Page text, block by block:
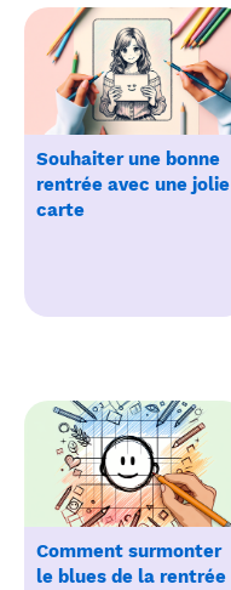
Souhaiter une bonne
rentrée avec une jolie
carte
Comment surmonter
le blues de la rentrée